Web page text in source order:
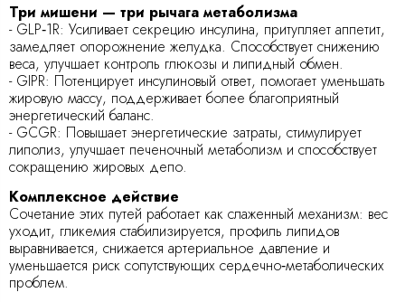
Три мишени — три рычага метаболизма
- GLP‑1R: Усиливает секрецию инсулина, притупляет аппетит,
замедляет опорожнение желудка. Способствует снижению
веса, улучшает контроль глюкозы и липидный обмен.
- GIPR: Потенцирует инсулиновый ответ, помогает уменьшать
жировую массу, поддерживает более благоприятный
энергетический баланс.
- GCGR: Повышает энергетические затраты, стимулирует
липолиз, улучшает печеночный метаболизм и способствует
сокращению жировых депо.
Комплексное действие
Сочетание этих путей работает как слаженный механизм: вес
уходит, гликемия стабилизируется, профиль липидов
выравнивается, снижается артериальное давление и
уменьшается риск сопутствующих сердечно‑метаболических
проблем.